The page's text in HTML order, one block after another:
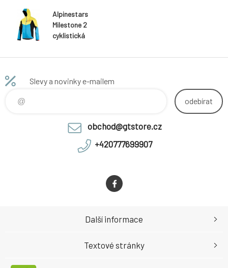
Alpinestars
Milestone 2
cyklistická
blue acid yellow
Slevy a novinky e-mailem
odebírat
obchod@gtstore.cz
+420777699907
Další informace
Textové stránky